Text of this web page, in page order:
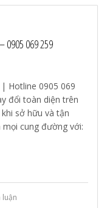
0905 069 259
Hotline 0905 069
đổi toàn diện trên
sở hữu và tận
cung đường với:
luận